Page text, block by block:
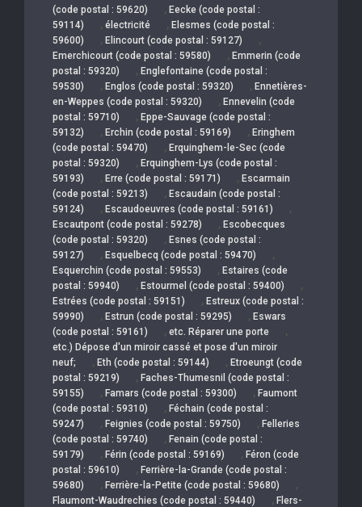
(code postal : 59620)
, Eecke (code postal :
59114)
, électricité , Elesmes (code postal :
59600)
, Elincourt (code postal : 59127) ,
Emerchicourt (code postal : 59580) , Emmerin (code
postal : 59320)
, Englefontaine (code postal :
59530)
, Englos (code postal : 59320) , Ennetières-
en-Weppes (code postal : 59320)
, Ennevelin (code
postal : 59710)
, Eppe-Sauvage (code postal :
59132)
, Erchin (code postal : 59169) , Eringhem
(code postal : 59470)
, Erquinghem-le-Sec (code
postal : 59320)
, Erquinghem-Lys (code postal :
59193)
, Erre (code postal : 59171) , Escarmain
(code postal : 59213)
, Escaudain (code postal :
59124)
, Escaudoeuvres (code postal : 59161) ,
Escautpont (code postal : 59278) , Escobecques
(code postal : 59320)
, Esnes (code postal :
59127)
, Esquelbecq (code postal : 59470) ,
Esquerchin (code postal : 59553) , Estaires (code
postal : 59940)
, Estourmel (code postal : 59400) ,
Estrées (code postal : 59151) , Estreux (code postal :
59990)
, Estrun (code postal : 59295) , Eswars
(code postal : 59161)
, etc. Réparer une porte ,
etc.) Dépose d'un miroir cassé et pose d'un miroir
neuf;
, Eth (code postal : 59144) , Etroeungt (code
postal : 59219)
, Faches-Thumesnil (code postal :
59155)
, Famars (code postal : 59300) , Faumont
(code postal : 59310)
, Féchain (code postal :
59247)
, Feignies (code postal : 59750) , Felleries
(code postal : 59740)
, Fenain (code postal :
59179)
, Férin (code postal : 59169) , Féron (code
postal : 59610)
, Ferrière-la-Grande (code postal :
59680)
, Ferrière-la-Petite (code postal : 59680) ,
Flaumont-Waudrechies (code postal : 59440) , Flers-